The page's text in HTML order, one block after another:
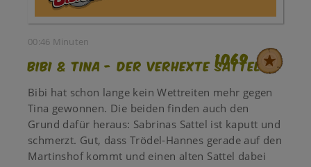
00:46 Minuten
1069
Bibi & Tina - Der verhexte Sattel
Bibi hat schon lange kein Wettreiten mehr gegen
Tina gewonnen. Die beiden finden auch den
Grund dafür heraus: Sabrinas Sattel ist kaputt und
schmerzt. Gut, dass Trödel-Hannes gerade auf den
Martinshof kommt und einen alten Sattel dabei